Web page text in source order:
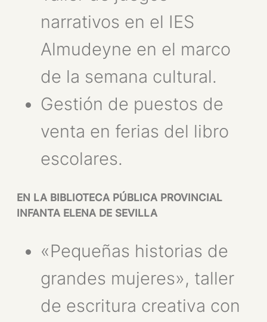
narrativos en el IES
Almudeyne en el marco
de la semana cultural.
Gestión de puestos de
venta en ferias del libro
escolares.
EN LA BIBLIOTECA PÚBLICA PROVINCIAL
INFANTA ELENA DE SEVILLA
«Pequeñas historias de
grandes mujeres», taller
de escritura creativa con